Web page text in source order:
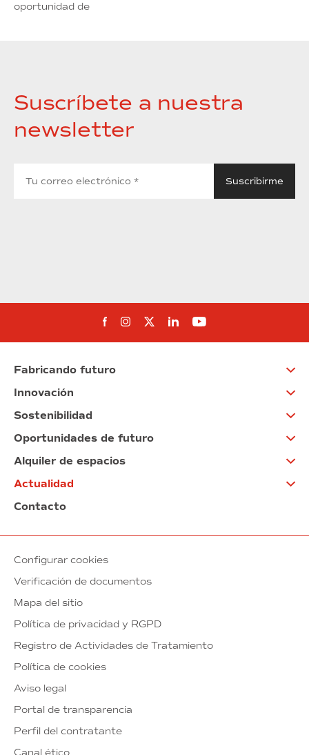
oportunidad de
Suscríbete a nuestra
newsletter
Síguenos en Facebook
Síguenos en Instagram
Síguenos en Twitter
Síguenos en Linkedin
Síguenos en
Fabricando futuro
Innovación
Sostenibilidad
Oportunidades de futuro
Alquiler de espacios
Actualidad
Contacto
Configurar cookies
Verificación de documentos
Mapa del sitio
Política de privacidad y RGPD
Registro de Actividades de Tratamiento
Política de cookies
Aviso legal
Portal de transparencia
Perfil del contratante
Canal ético